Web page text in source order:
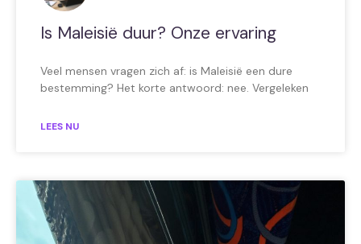
Is Maleisië duur? Onze ervaring
Veel mensen vragen zich af: is Maleisië een dure
bestemming? Het korte antwoord: nee. Vergeleken
LEES NU